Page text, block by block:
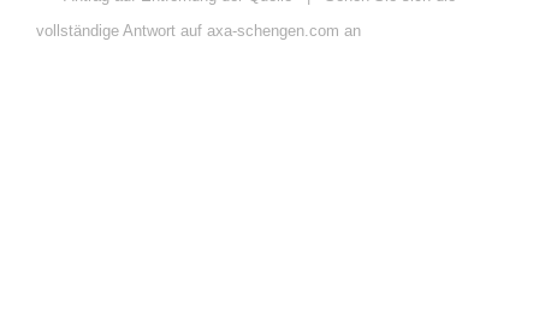
vollständige Antwort auf axa-schengen.com an